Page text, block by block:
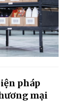
pháp
mại